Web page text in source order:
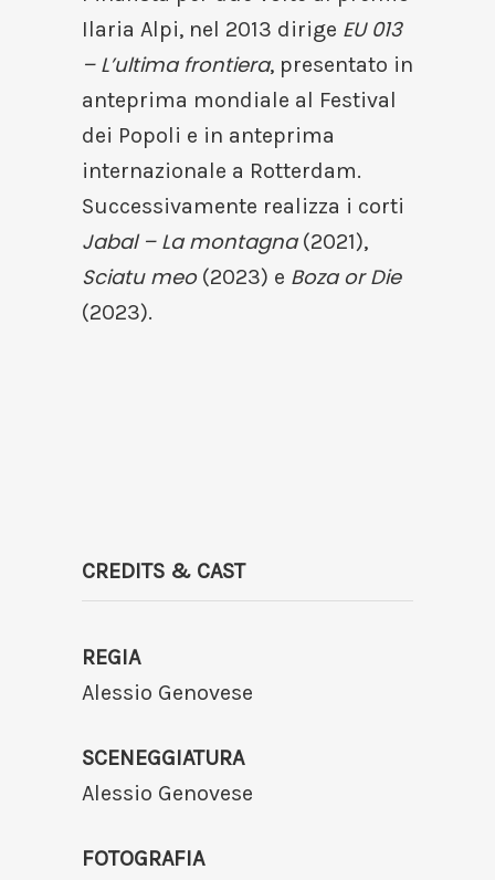
Ilaria Alpi, nel 2013 dirige EU 013
– L’ultima frontiera, presentato in
anteprima mondiale al Festival
dei Popoli e in anteprima
internazionale a Rotterdam.
Successivamente realizza i corti
Jabal – La montagna(2021),
Sciatu meo(2023) e Boza or Die
(2023).
CREDITS & CAST
REGIA
Alessio Genovese
SCENEGGIATURA
Alessio Genovese
FOTOGRAFIA